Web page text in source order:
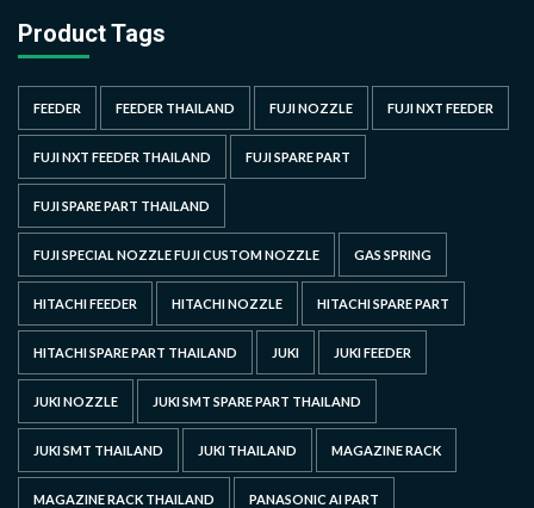
Product Tags
FEEDER FEEDER THAILAND FUJI NOZZLE FUJI NXT FEEDER
FUJI NXT FEEDER THAILAND FUJI SPARE PART
FUJI SPARE PART THAILAND
FUJI SPECIAL NOZZLE FUJI CUSTOM NOZZLE GAS SPRING
HITACHI FEEDER HITACHI NOZZLE HITACHI SPARE PART
HITACHI SPARE PART THAILAND JUKI JUKI FEEDER
JUKI NOZZLE JUKI SMT SPARE PART THAILAND
JUKI SMT THAILAND JUKI THAILAND MAGAZINE RACK
MAGAZINE RACK THAILAND PANASONIC AI PART